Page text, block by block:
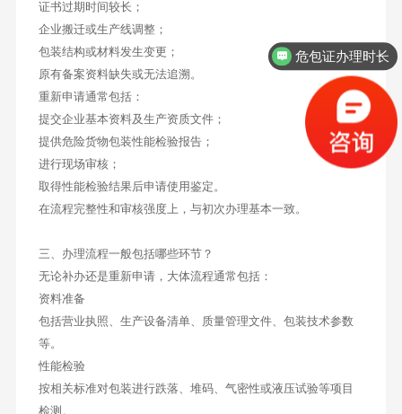
证书过期时间较长；
企业搬迁或生产线调整；
包装结构或材料发生变更；
原有备案资料缺失或无法追溯。
重新申请通常包括：
提交企业基本资料及生产资质文件；
提供危险货物包装性能检验报告；
进行现场审核；
取得性能检验结果后申请使用鉴定。
在流程完整性和审核强度上，与初次办理基本一致。
三、办理流程一般包括哪些环节？
无论补办还是重新申请，大体流程通常包括：
资料准备
包括营业执照、生产设备清单、质量管理文件、包装技术参数
等。
性能检验
按相关标准对包装进行跌落、堆码、气密性或液压试验等项目
危包证办理时长